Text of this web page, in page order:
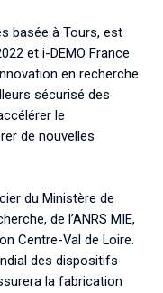
basée à Tours, est
et i-DEMO France
en recherche
sécurisé des
le
de nouvelles
du Ministère de
de l’ANRS MIE,
Centre-Val de Loire.
des dispositifs
la fabrication